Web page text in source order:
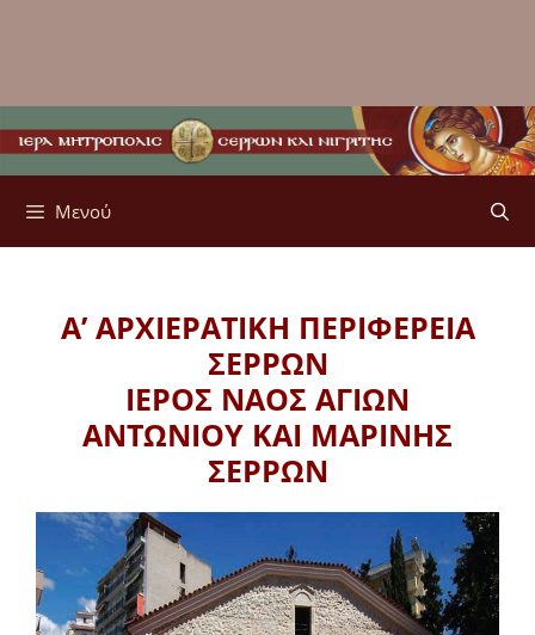
Μενού
Α’ ΑΡΧΙΕΡΑΤΙΚΗ ΠΕΡΙΦΕΡΕΙΑ
ΣΕΡΡΩΝ
ΙΕΡΟΣ ΝΑΟΣ ΑΓΙΩΝ
ΑΝΤΩΝΙΟΥ ΚΑΙ ΜΑΡΙΝΗΣ
ΣΕΡΡΩΝ